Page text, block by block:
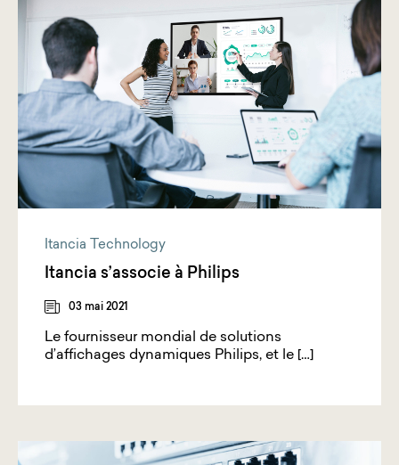
Itancia Technology
Itancia s’associe à Philips
03 mai 2021
Le fournisseur mondial de solutions
d’affichages dynamiques Philips, et le […]